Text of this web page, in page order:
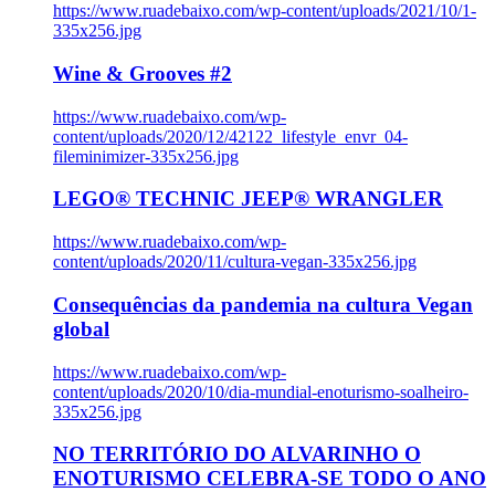
https://www.ruadebaixo.com/wp-content/uploads/2021/10/1-
335x256.jpg
Wine & Grooves #2
https://www.ruadebaixo.com/wp-
content/uploads/2020/12/42122_lifestyle_envr_04-
fileminimizer-335x256.jpg
LEGO® TECHNIC JEEP® WRANGLER
https://www.ruadebaixo.com/wp-
content/uploads/2020/11/cultura-vegan-335x256.jpg
Consequências da pandemia na cultura Vegan
global
https://www.ruadebaixo.com/wp-
content/uploads/2020/10/dia-mundial-enoturismo-soalheiro-
335x256.jpg
NO TERRITÓRIO DO ALVARINHO O
ENOTURISMO CELEBRA-SE TODO O ANO